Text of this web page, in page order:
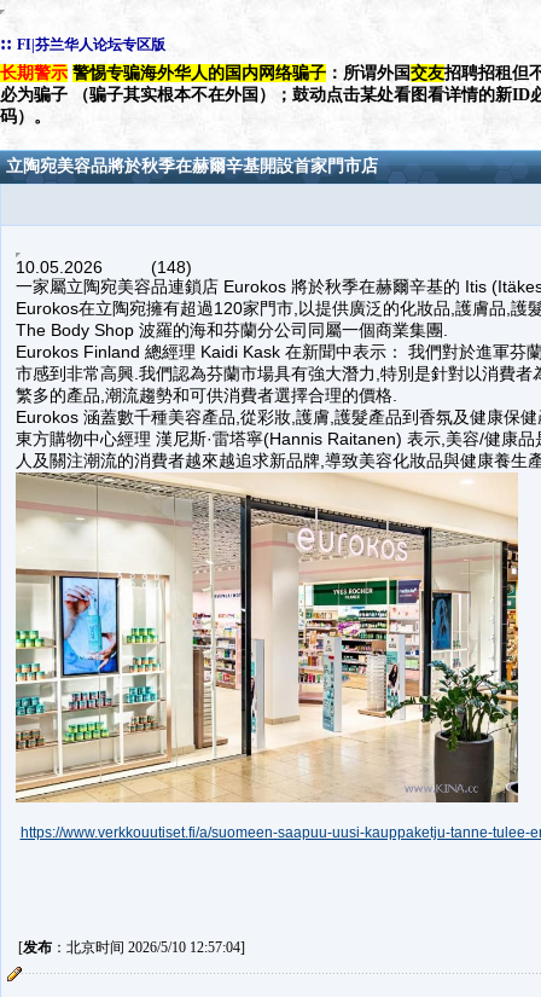
:: FI|芬兰华人论坛专区版
长期警示 警惕专骗海外华人的国内网络骗子 ：所谓外国交友招聘招租但
必为骗子 （骗子其实根本不在外国）；鼓动点击某处看图看详情的新ID
码）。
立陶宛美容品將於秋季在赫爾辛基開設首家門市店
10.05.2026 (148)
一家屬立陶宛美容品連鎖店 Eurokos 將於秋季在赫爾辛基的 Itis
Eurokos在立陶宛擁有超過120家門市,以提供廣泛的化妝品,護膚品,護
The Body Shop 波羅的海和芬蘭分公司同屬一個商業集團.
Eurokos Finland 總經理 Kaidi Kask 在新聞中表示： 我們對於進軍芬
市感到非常高興.我們認為芬蘭市場具有強大潛力,特別是針對以消費
繁多的產品,潮流趨勢和可供消費者選擇合理的價格.
Eurokos 涵蓋數千種美容產品,從彩妝,護膚,護髮產品到香氛及健康保
東方購物中心經理 漢尼斯·雷塔寧(Hannis Raitanen) 表示,美容/健康
人及關注潮流的消費者越來越追求新品牌,導致美容化妝品與健康養生
https://www.verkkouutiset.fi/a/suomeen-saapuu-uusi-kauppaketju-tanne-tulee-
[发布：北京时间 2026/5/10 12:57:04]